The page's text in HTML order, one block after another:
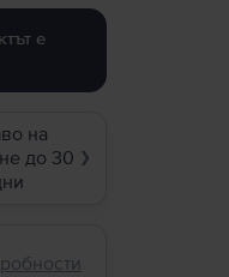
е
на
до 30 ❯